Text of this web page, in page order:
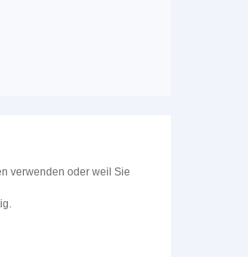
verwenden oder weil Sie